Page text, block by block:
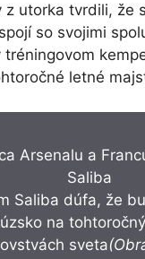
z utorka tvrdili, že
so svojimi
tréningovom
letné
Saliba dúfa, že
na
sveta